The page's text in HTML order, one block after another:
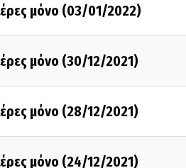
μόνο (03/01/2022)
μόνο (30/12/2021)
μόνο (28/12/2021)
μόνο (24/12/2021)